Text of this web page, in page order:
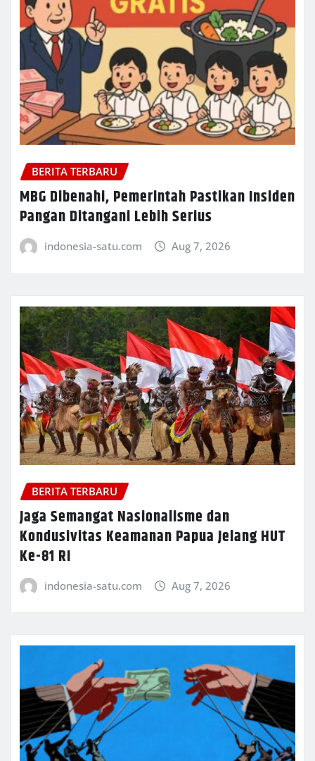
BERITA TERBARU
MBG Dibenahi, Pemerintah Pastikan Insiden
Pangan Ditangani Lebih Serius
indonesia-satu.com Aug 7, 2026
BERITA TERBARU
Jaga Semangat Nasionalisme dan
Kondusivitas Keamanan Papua Jelang HUT
Ke-81 RI
indonesia-satu.com Aug 7, 2026